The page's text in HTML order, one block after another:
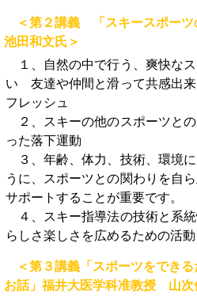
＜第２講義 「スキースポーツ
池田和文氏＞
１、自然の中で行う、爽快な
い 友達や仲間と滑って共感出来
フレッシュ
２、スキーの他のスポーツと
った落下運動
３、年齢、体力、技術、環境
うに、スポーツとの関わりを自
サポートすることが重要です。
４、スキー指導法の技術と系
らしさ楽しさを広めるための活動
＜第３講義「スポーツをできる
お話」福井大医学科准教授 山次